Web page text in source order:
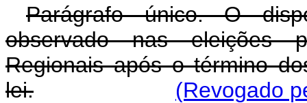
Parágrafo único. O
observado nas eleições
Regionais após o término
lei.
(Revogado